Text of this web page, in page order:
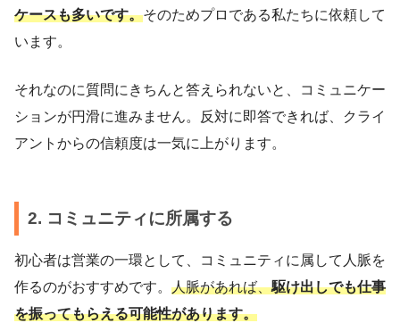
ケースも多いです。そのためプロである私たちに依頼して
います。
それなのに質問にきちんと答えられないと、コミュニケー
ションが円滑に進みません。反対に即答できれば、クライ
アントからの信頼度は一気に上がります。
2. コミュニティに所属する
初心者は営業の一環として、コミュニティに属して人脈を
作るのがおすすめです。 人脈があれば、駆け出しでも仕事
を振ってもらえる可能性があります。